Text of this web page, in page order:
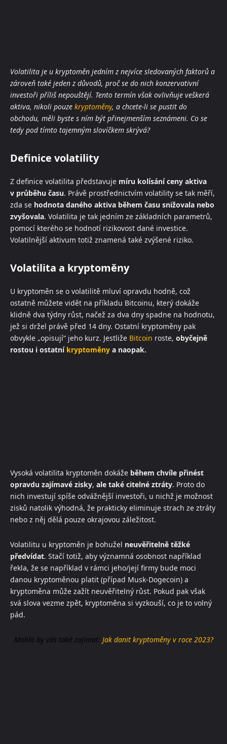
Volatilita je u kryptoměn jedním z nejvíce sledovaných faktorů a
zároveň také jeden z důvodů, proč se do nich konzervativní
investoři příliš nepouštějí. Tento termín však ovlivňuje veškerá
aktiva, nikoli pouze kryptoměny, a chcete-li se pustit do
obchodu, měli byste s ním být přinejmenším seznámeni. Co se
tedy pod tímto tajemným slovíčkem skrývá?
Definice volatility
Z definice volatilita představuje míru kolísání ceny aktiva
v průběhu času. Právě prostřednictvím volatility se tak měří,
zda se hodnota daného aktiva během času snižovala nebo
zvyšovala. Volatilita je tak jedním ze základních parametrů,
pomocí kterého se hodnotí rizikovost dané investice.
Volatilnější aktivum totiž znamená také zvýšené riziko.
Volatilita a kryptoměny
U kryptoměn se o volatilitě mluví opravdu hodně, což
ostatně můžete vidět na příkladu Bitcoinu, který dokáže
klidně dva týdny růst, načež za dva dny spadne na hodnotu,
jež si držel právě před 14 dny. Ostatní kryptoměny pak
obvykle „opisují“ jeho kurz. Jestliže Bitcoin roste, obyčejně
rostou i ostatní kryptoměny a naopak.
Vysoká volatilita kryptoměn dokáže během chvíle přinést
opravdu zajímavé zisky, ale také citelné ztráty. Proto do
nich investují spíše odvážnější investoři, u nichž je možnost
zisků natolik výhodná, že prakticky eliminuje strach ze ztráty
nebo z něj dělá pouze okrajovou záležitost.
Volatilitu u kryptoměn je bohužel neuvěřitelně těžké
předvídat. Stačí totiž, aby významná osobnost například
řekla, že se například v rámci jeho/její firmy bude moci
danou kryptoměnou platit (případ Musk-Dogecoin) a
kryptoměna může zažít neuvěřitelný růst. Pokud pak však
svá slova vezme zpět, kryptoměna si vyzkouší, co je to volný
pád.
Mohlo by vás také zajímat: Jak danit kryptoměny v roce 2023?